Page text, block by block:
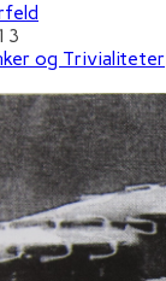
og Trivialiteter